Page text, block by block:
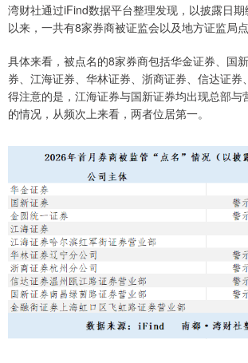
湾财社通过iFind数据平台整理发现，以披露日
以来，一共有8家券商被证监会以及地方证监局点
具体来看，被点名的8家券商包括华金证券、国
券、江海证券、华林证券、浙商证券、信达证券
得注意的是，江海证券与国新证券均出现总部与
的情况，从频次上来看，两者位居第一。